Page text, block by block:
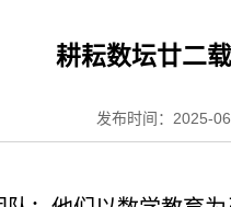
耕耘数坛廿二
发布时间：2025-